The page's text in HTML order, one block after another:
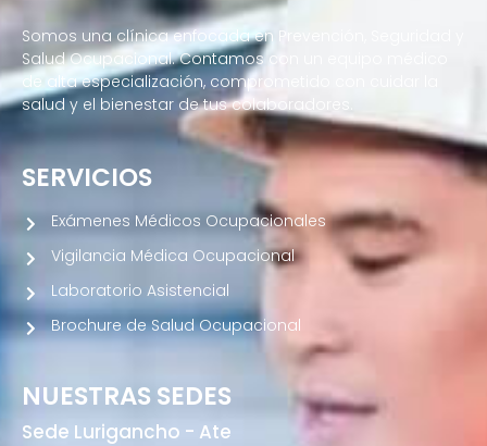
Somos una clínica enfocada en Prevención, Seguridad y
Salud Ocupacional. Contamos con un equipo médico
de alta especialización, comprometido con cuidar la
salud y el bienestar de tus colaboradores.
NUESTRAS SEDES
Sede Lurigancho - Ate
SERVICIOS
Exámenes Médicos Ocupacionales
Vigilancia Médica Ocupacional
Laboratorio Asistencial
Brochure de Salud Ocupacional